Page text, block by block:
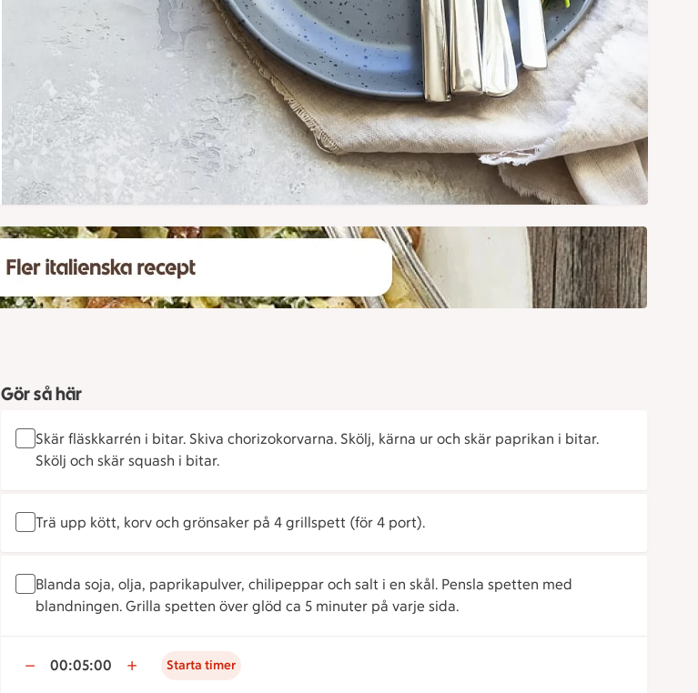
Gör så här
Skär fläskkarrén i bitar. Skiva chorizokorvarna. Skölj, kärna ur och skär paprikan i bitar.
Skölj och skär squash i bitar.
Trä upp kött, korv och grönsaker på 4 grillspett (för 4 port).
Blanda soja, olja, paprikapulver, chilipeppar och salt i en skål. Pensla spetten med
blandningen. Grilla spetten över glöd ca 5 minuter på varje sida.
00:05:00 Starta timer